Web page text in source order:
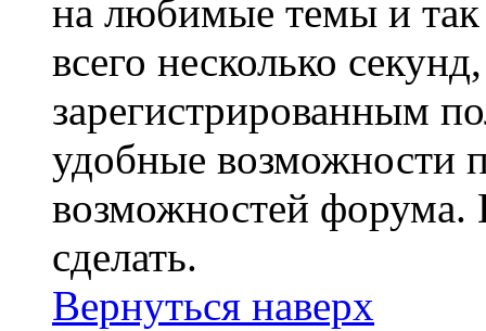
на любимые темы и так
всего несколько
зарегистрированным
удобные возможности
возможностей
сделать.
Вернуться наверх